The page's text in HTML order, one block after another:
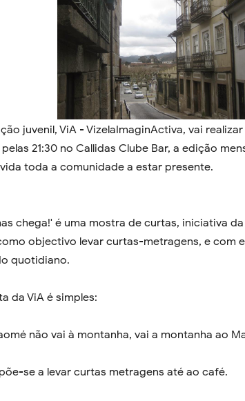
juvenil, ViA - VizelaImaginActiva, vai
21:30 no Callidas Clube Bar, a edição
toda a comunidade a estar presente.
chega!' é uma mostra de curtas, iniciativa
objectivo levar curtas-metragens, e com
quotidiano.
da ViA é simples:
não vai à montanha, vai a montanha ao
se a levar curtas metragens até ao café.